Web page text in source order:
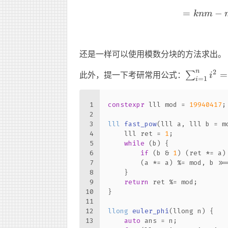
= knm −
还是一样可以使用模数分块的方法求出。
此外，提一下考研常用公式：
(2n+1)
∑i=1
n i2 =
1
2
3
4
5
6
7
8
9
10
11
12
13
constexpr lll mod = 19940417 ;
lll fast_pow(lll a, lll b =
    lll ret =
1 ;
while (b) {
if (b & 1) (ret *= a)
(a *= a) %= mod, b
    }
return
ret %= mod;
}
llong euler_phi(llong n)
{
auto ans = n;